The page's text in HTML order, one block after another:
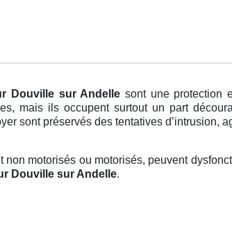
Douville sur Andelle sont une protection
mais ils occupent surtout un part
sont préservés des tentatives d’intrusion,
non motorisés ou motorisés, peuvent
Douville sur Andelle.